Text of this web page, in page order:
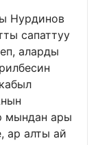
Нурдинов
сапаттуу
аларды
мындан ары
ар алты ай